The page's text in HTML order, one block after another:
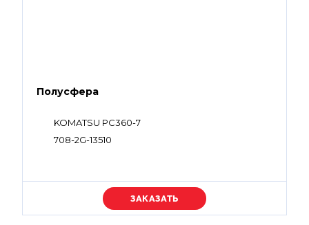
Полусфера
KOMATSU PC360-7
708-2G-13510
Уточняйте цену